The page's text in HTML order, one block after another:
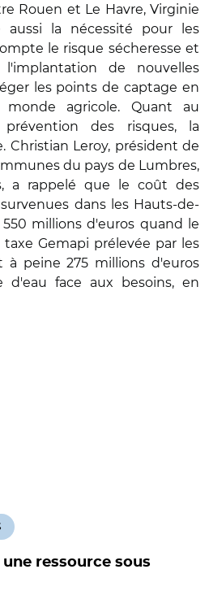
Rouen et Le Havre, Virginie
aussi la nécessité pour les
le risque sécheresse et
de nouvelles
les points de captage en
agricole. Quant au
des risques, la
Christian Leroy, président de
du pays de Lumbres,
a rappelé que le coût des
dans les Hauts-de-
millions d'euros quand le
Gemapi prélevée par les
à peine 275 millions d'euros
d'eau face aux besoins, en
une ressource sous